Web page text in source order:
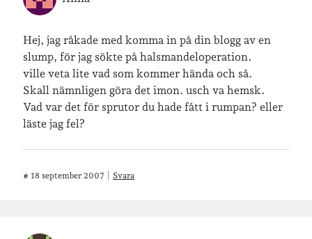
Hej, jag råkade med komma in på din blogg av en
slump, för jag sökte på halsmandeloperation.
ville veta lite vad som kommer hända och så.
Skall nämnligen göra det imon. usch va hemsk.
Vad var det för sprutor du hade fått i rumpan? eller
läste jag fel?
# 18 september 2007 Svara